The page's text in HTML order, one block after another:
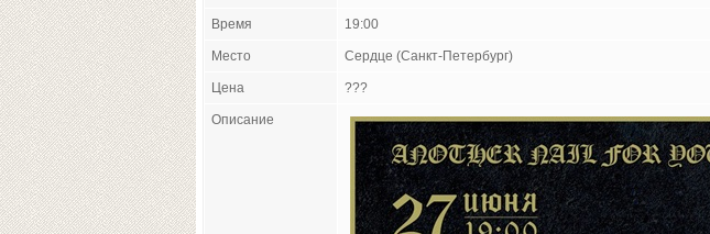
Время 19:00
Место Сердце (Санкт-Петербург)
Цена ???
Описание